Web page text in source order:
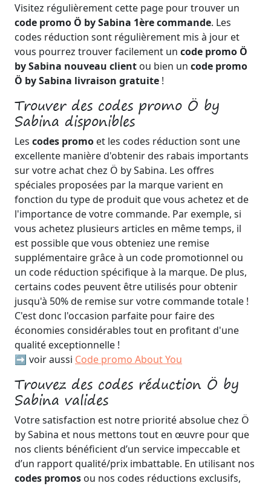
Visitez régulièrement cette page pour trouver un
code promo Ö by Sabina 1ère commande. Les
codes réduction sont régulièrement mis à jour et
vous pourrez trouver facilement un code promo Ö
by Sabina nouveau client ou bien un code promo
Ö by Sabina livraison gratuite !
Trouver des codes promo Ö by
Sabina disponibles
Les codes promo et les codes réduction sont une
excellente manière d'obtenir des rabais importants
sur votre achat chez Ö by Sabina. Les offres
spéciales proposées par la marque varient en
fonction du type de produit que vous achetez et de
l'importance de votre commande. Par exemple, si
vous achetez plusieurs articles en même temps, il
est possible que vous obteniez une remise
supplémentaire grâce à un code promotionnel ou
un code réduction spécifique à la marque. De plus,
certains codes peuvent être utilisés pour obtenir
jusqu'à 50% de remise sur votre commande totale !
C'est donc l'occasion parfaite pour faire des
économies considérables tout en profitant d'une
qualité exceptionnelle !
➡️ voir aussi Code promo About You
Trouvez des codes réduction Ö by
Sabina valides
Votre satisfaction est notre priorité absolue chez Ö
by Sabina et nous mettons tout en œuvre pour que
nos clients bénéficient d’un service impeccable et
d’un rapport qualité/prix imbattable. En utilisant nos
codes promos ou nos codes réductions exclusifs,